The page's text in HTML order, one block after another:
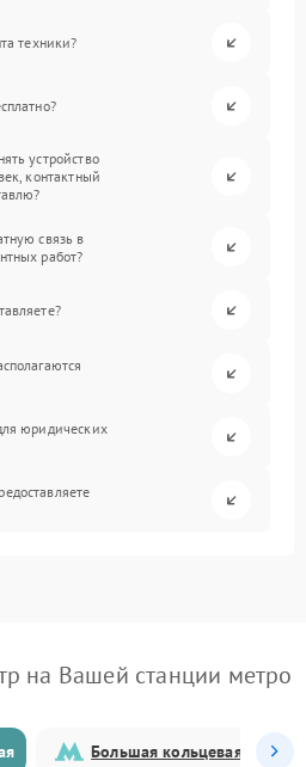
техники?
устройство
контактный
связь в
работ?
юридических
на Вашей станции метро
Большая кольцевая